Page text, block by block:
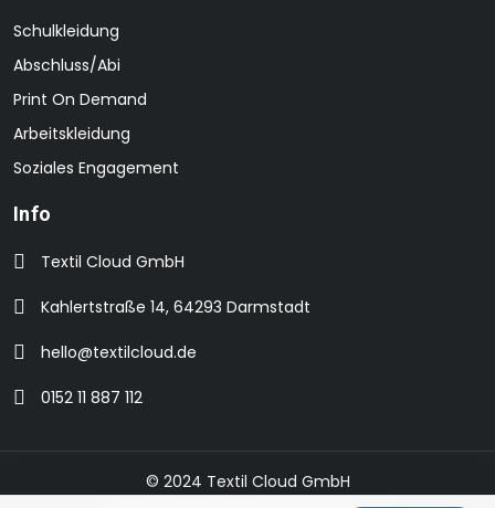
Schulkleidung
Abschluss/Abi
Print On Demand
Arbeitskleidung
Soziales Engagement
Info
Textil Cloud GmbH
Kahlertstraße 14, 64293 Darmstadt
hello@textilcloud.de
0152 11 887 112
© 2024 Textil Cloud GmbH